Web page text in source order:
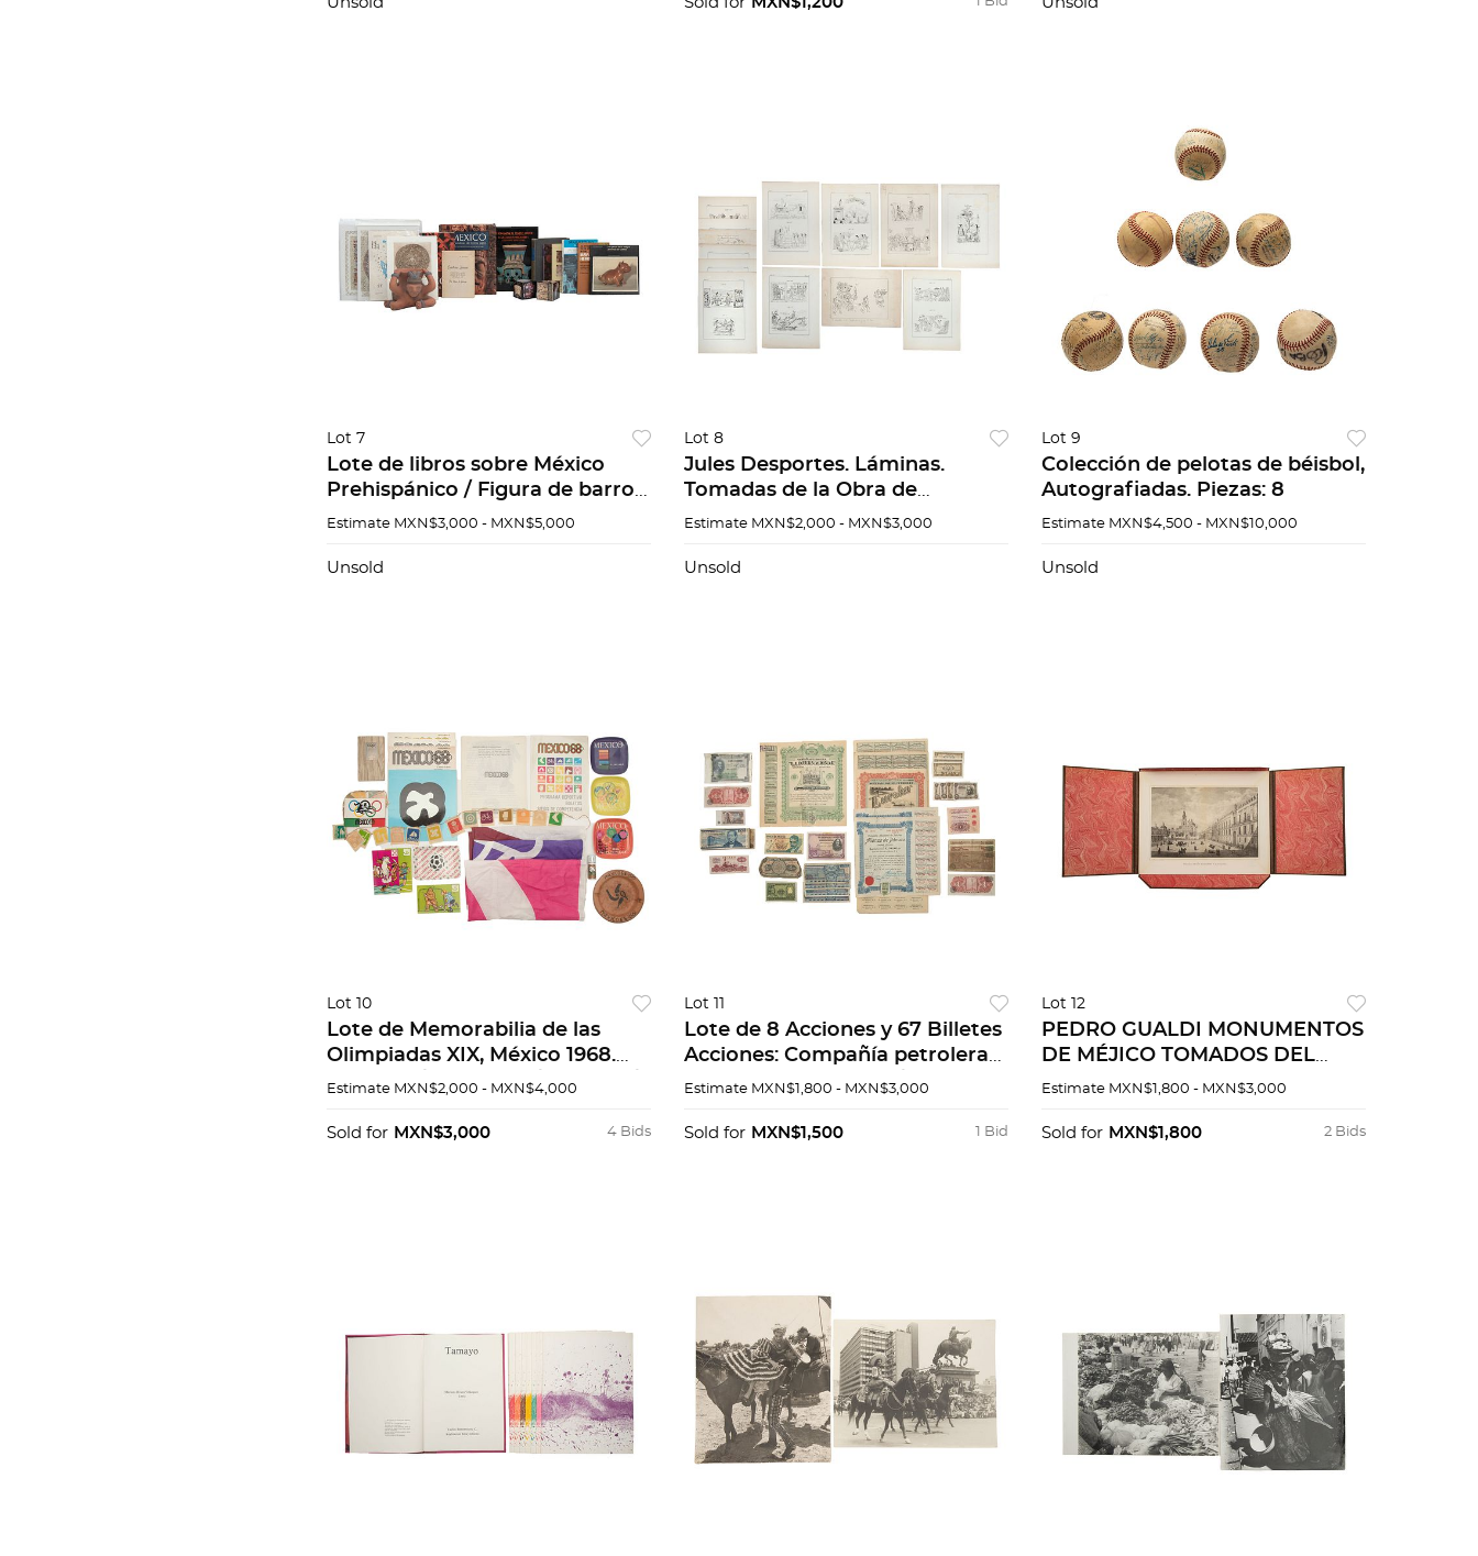
Lot 7
Lote de libros sobre México
Prehispánico / Figura de barro,
reproducción Algunos títulos:
Pzs 17
Estimate MXN$3,000 - MXN$5,000
Unsold
Lot 8
Jules Desportes. Láminas.
Tomadas de la Obra de
HISTORIA DE LAS INDIAS DE
Estimate MXN$2,000 - MXN$3,000
Unsold
Lot 9
Colección de pelotas de béisbol,
Autografiadas. Piezas: 8
Estimate MXN$4,500 - MXN$10,000
Unsold
Lot 10
Lote de Memorabilia de las
Olimpiadas XIX, México 1968.
Postales / ceniceros / llaveros /
Estimate MXN$2,000 - MXN$4,000
4 Bids
Sold for MXN$3,000
Lot 11
Lote de 8 Acciones y 67 Billetes
Acciones: Compañía petrolera
la internacional, 1916 / Primera
Estimate MXN$1,800 - MXN$3,000
1 Bid
Sold for MXN$1,500
Lot 12
PEDRO GUALDI MONUMENTOS
DE MÉJICO TOMADOS DEL
NATURAL Y LITOGRAFIADOS
FOMENTO CULTURAL
Estimate MXN$1,800 - MXN$3,000
2 Bids
Sold for MXN$1,800